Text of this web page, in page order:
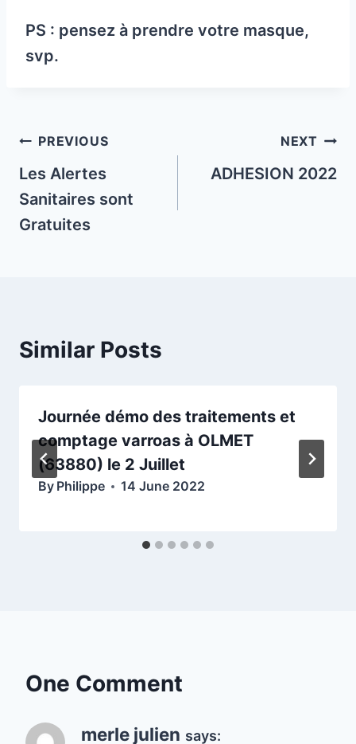
PS : pensez à prendre votre masque,
svp.
Post
navigation
PREVIOUS
Les Alertes
Sanitaires sont
Gratuites
NEXT
ADHESION 2022
Similar Posts
Journée démo des traitements et
comptage varroas à OLMET
(63880) le 2 Juillet
By Philippe 14 June 2022
One Comment
merle julien says: